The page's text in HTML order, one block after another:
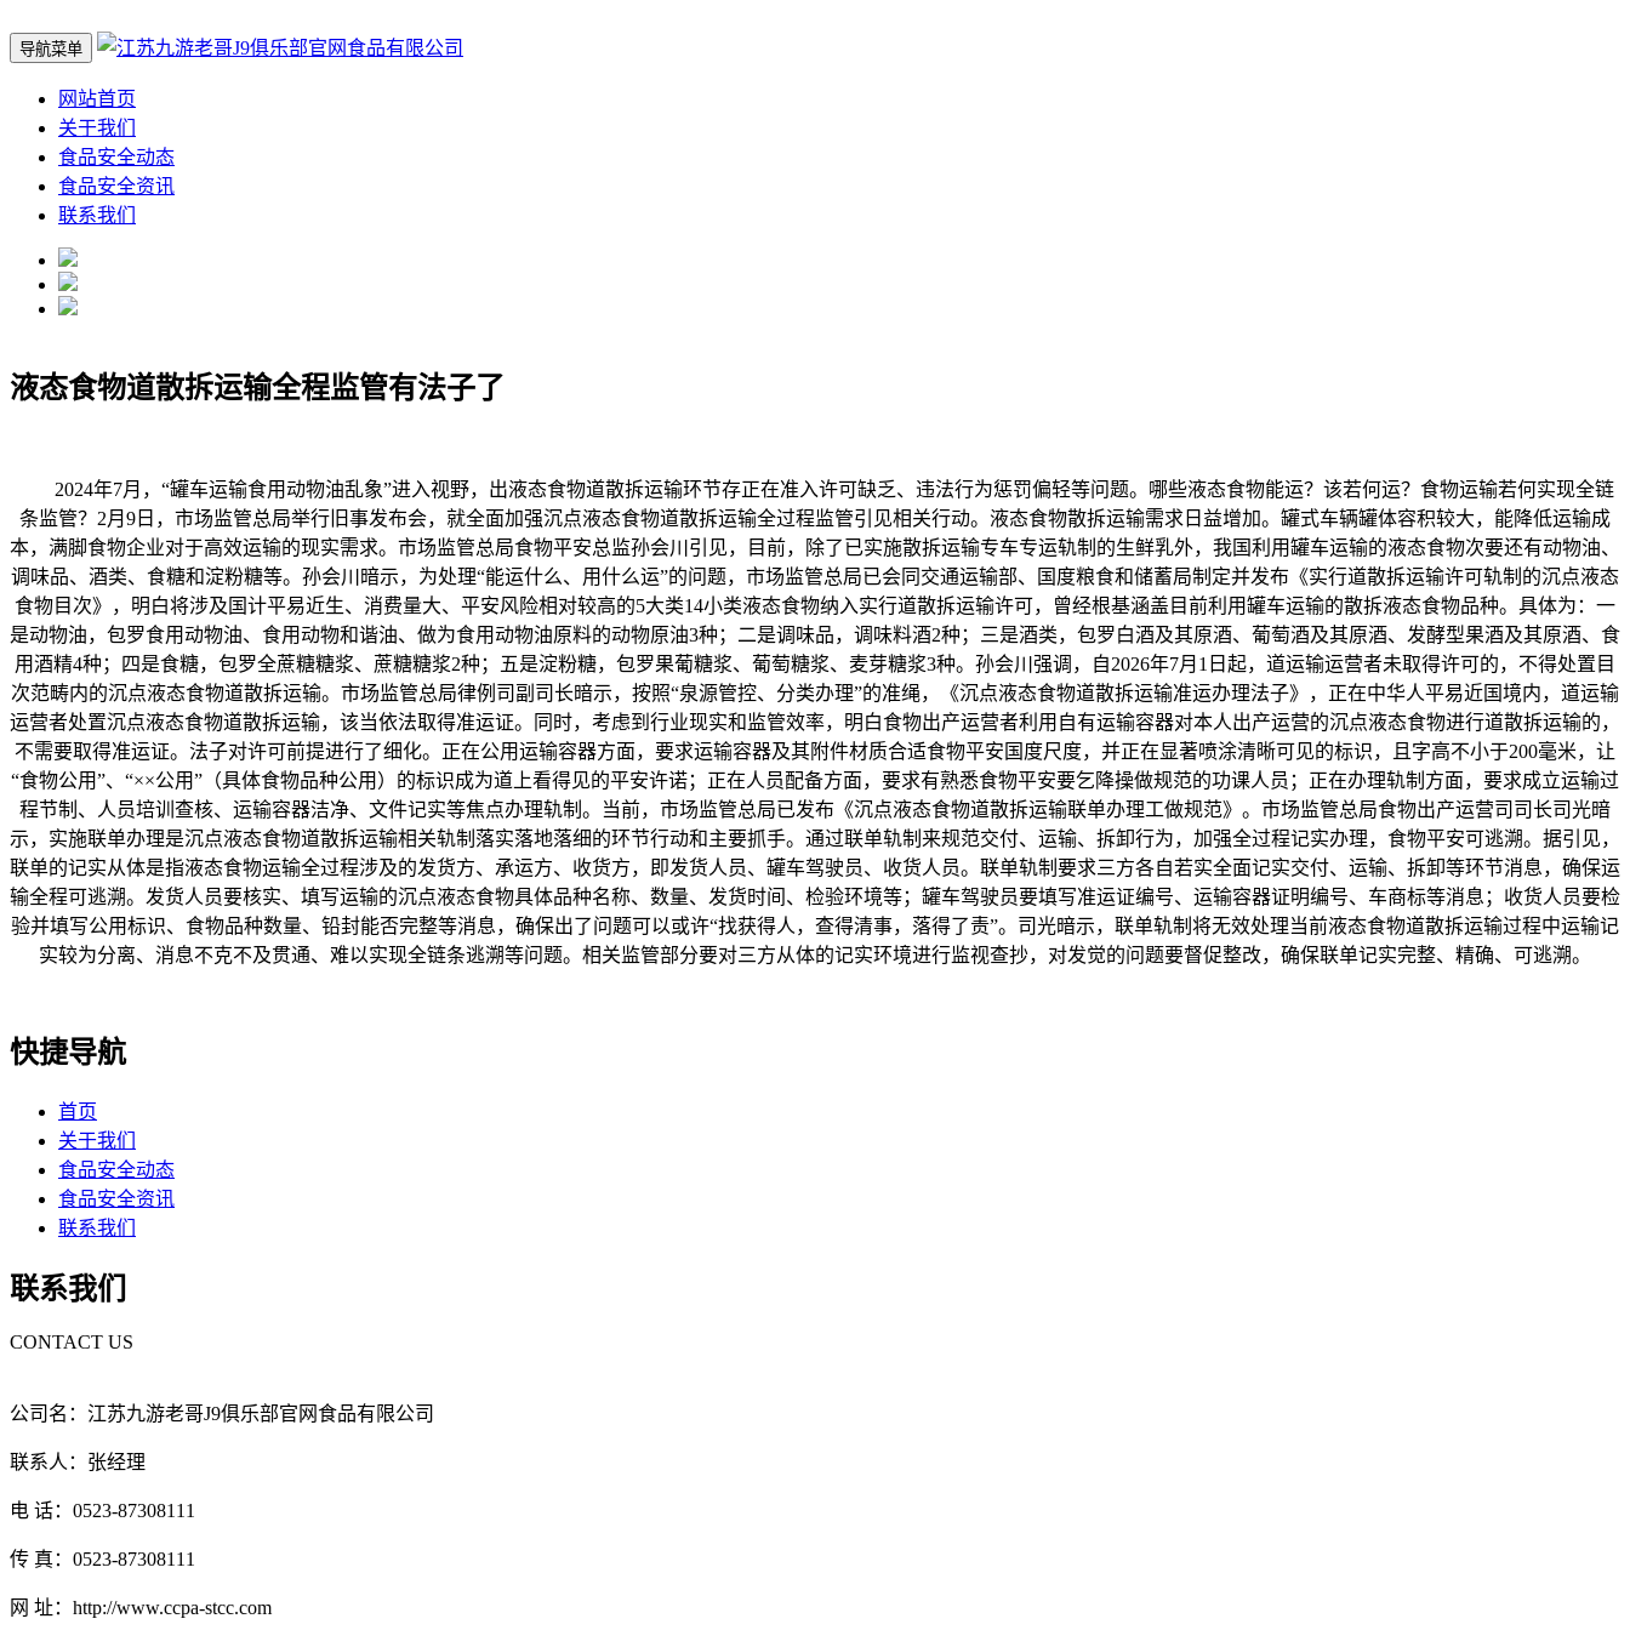
导航菜单
网站首页
关于我们
食品安全动态
食品安全资讯
联系我们
液态食物道散拆运输全程监管有法子了
2024年7月，“罐车运输食用动物油乱象”进入视野，出液态食物道散拆运输环节存正在准入许可缺乏、违法行为惩罚偏轻等问题。哪些液态食物能运？该若何运？食物运输若何实现全链
条监管？2月9日，市场监管总局举行旧事发布会，就全面加强沉点液态食物道散拆运输全过程监管引见相关行动。液态食物散拆运输需求日益增加。罐式车辆罐体容积较大，能降低运输成
本，满脚食物企业对于高效运输的现实需求。市场监管总局食物平安总监孙会川引见，目前，除了已实施散拆运输专车专运轨制的生鲜乳外，我国利用罐车运输的液态食物次要还有动物油、
调味品、酒类、食糖和淀粉糖等。孙会川暗示，为处理“能运什么、用什么运”的问题，市场监管总局已会同交通运输部、国度粮食和储蓄局制定并发布《实行道散拆运输许可轨制的沉点液态
食物目次》，明白将涉及国计平易近生、消费量大、平安风险相对较高的5大类14小类液态食物纳入实行道散拆运输许可，曾经根基涵盖目前利用罐车运输的散拆液态食物品种。具体为：一
是动物油，包罗食用动物油、食用动物和谐油、做为食用动物油原料的动物原油3种；二是调味品，调味料酒2种；三是酒类，包罗白酒及其原酒、葡萄酒及其原酒、发酵型果酒及其原酒、食
用酒精4种；四是食糖，包罗全蔗糖糖浆、蔗糖糖浆2种；五是淀粉糖，包罗果葡糖浆、葡萄糖浆、麦芽糖浆3种。孙会川强调，自2026年7月1日起，道运输运营者未取得许可的，不得处置目
次范畴内的沉点液态食物道散拆运输。市场监管总局律例司副司长暗示，按照“泉源管控、分类办理”的准绳，《沉点液态食物道散拆运输准运办理法子》，正在中华人平易近国境内，道运输
运营者处置沉点液态食物道散拆运输，该当依法取得准运证。同时，考虑到行业现实和监管效率，明白食物出产运营者利用自有运输容器对本人出产运营的沉点液态食物进行道散拆运输的，
不需要取得准运证。法子对许可前提进行了细化。正在公用运输容器方面，要求运输容器及其附件材质合适食物平安国度尺度，并正在显著喷涂清晰可见的标识，且字高不小于200毫米，让
“食物公用”、“××公用”（具体食物品种公用）的标识成为道上看得见的平安许诺；正在人员配备方面，要求有熟悉食物平安要乞降操做规范的功课人员；正在办理轨制方面，要求成立运输过
程节制、人员培训查核、运输容器洁净、文件记实等焦点办理轨制。当前，市场监管总局已发布《沉点液态食物道散拆运输联单办理工做规范》。市场监管总局食物出产运营司司长司光暗
示，实施联单办理是沉点液态食物道散拆运输相关轨制落实落地落细的环节行动和主要抓手。通过联单轨制来规范交付、运输、拆卸行为，加强全过程记实办理，食物平安可逃溯。据引见，
联单的记实从体是指液态食物运输全过程涉及的发货方、承运方、收货方，即发货人员、罐车驾驶员、收货人员。联单轨制要求三方各自若实全面记实交付、运输、拆卸等环节消息，确保运
输全程可逃溯。发货人员要核实、填写运输的沉点液态食物具体品种名称、数量、发货时间、检验环境等；罐车驾驶员要填写准运证编号、运输容器证明编号、车商标等消息；收货人员要检
验并填写公用标识、食物品种数量、铅封能否完整等消息，确保出了问题可以或许“找获得人，查得清事，落得了责”。司光暗示，联单轨制将无效处理当前液态食物道散拆运输过程中运输记
实较为分离、消息不克不及贯通、难以实现全链条逃溯等问题。相关监管部分要对三方从体的记实环境进行监视查抄，对发觉的问题要督促整改，确保联单记实完整、精确、可逃溯。
快捷导航
首页
关于我们
食品安全动态
食品安全资讯
联系我们
联系我们
CONTACT US
公司名：江苏九游老哥J9俱乐部官网食品有限公司
联系人：张经理
电 话：0523-87308111
传 真：0523-87308111
网 址：http://www.ccpa-stcc.com